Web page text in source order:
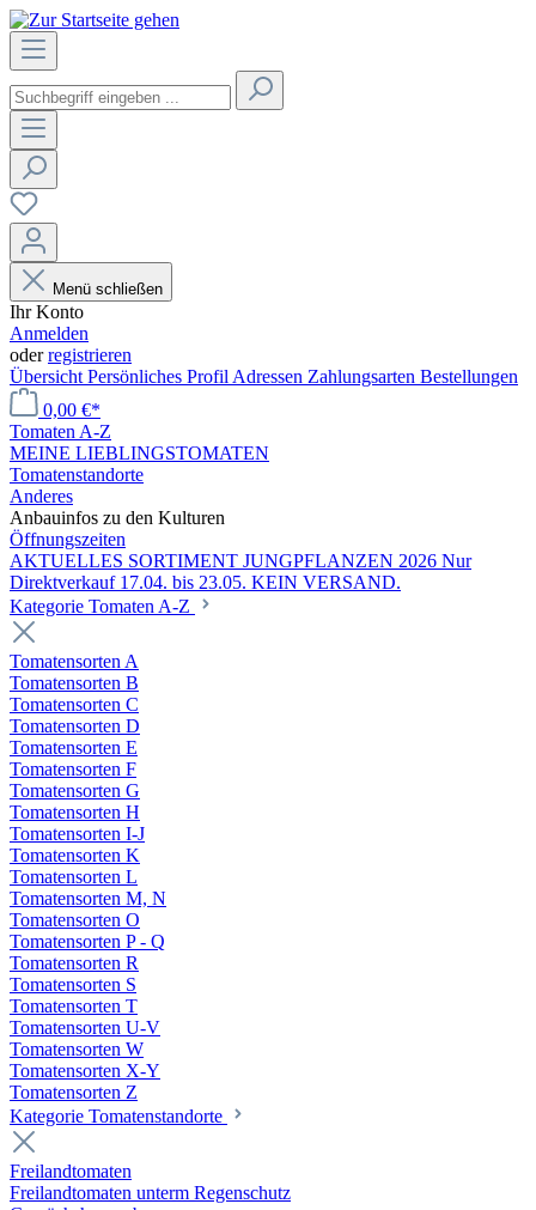
Menü schließen
Ihr Konto
Anmelden
oderregistrieren
Übersicht Persönliches Profil Adressen Zahlungsarten Bestellungen
0,00 €*
Tomaten A-Z
MEINE LIEBLINGSTOMATEN
Tomatenstandorte
Anderes
Anbauinfos zu den Kulturen
Öffnungszeiten
AKTUELLES SORTIMENT JUNGPFLANZEN 2026 Nur
Direktverkauf 17.04. bis 23.05. KEIN VERSAND.
Kategorie Tomaten A-Z
Tomatensorten A
Tomatensorten B
Tomatensorten C
Tomatensorten D
Tomatensorten E
Tomatensorten F
Tomatensorten G
Tomatensorten H
Tomatensorten I-J
Tomatensorten K
Tomatensorten L
Tomatensorten M, N
Tomatensorten O
Tomatensorten P - Q
Tomatensorten R
Tomatensorten S
Tomatensorten T
Tomatensorten U-V
Tomatensorten W
Tomatensorten X-Y
Tomatensorten Z
Kategorie Tomatenstandorte
Freilandtomaten
Freilandtomaten unterm Regenschutz